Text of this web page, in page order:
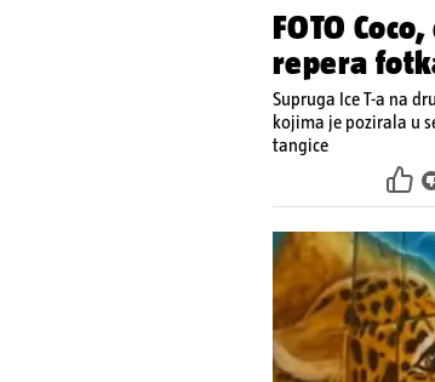
FOTO
repera
Supruga Ice T-a na
kojima je pozirala u
tangice